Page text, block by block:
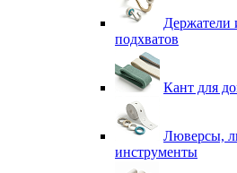
Держатели
подхватов
Кант для
Люверсы,
инструменты